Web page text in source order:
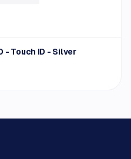
- Touch ID - Silver